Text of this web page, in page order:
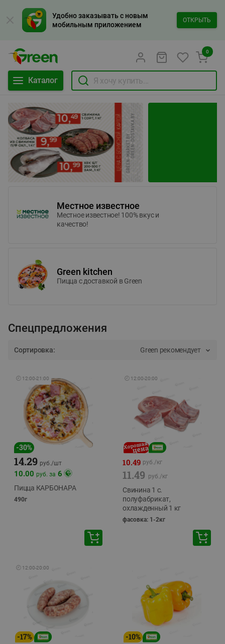
Удобно заказывать с новым
мобильным приложением
ОТКРЫТЬ
Каталог
0
Местное известное
Местное известное! 100% вкус и
качество!
Green kitchen
Пицца c доставкой в Green
Спецпредложения
Сортировка: Green рекомендует
🕘 12:00-21:00
-30%
14.29 руб./шт
10.00 руб. за 6
Пицца КАРБОНАРА
490г
🕘 12:00-20:00
10.49 руб./кг
11.49 руб./кг
Свинина 1 с.
полуфабрикат,
охлажденный 1 кг
фасовка: 1-2кг
🕘 12:00-20:00
-17% -10%